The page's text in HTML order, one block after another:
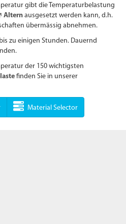
gibt die Temperaturbelastung
Alternausgesetzt werden kann, d.h.
übermässig abnehmen.
zu einigen Stunden. Dauernd
der 150 wichtigsten
finden Sie in unserer
Material Selector